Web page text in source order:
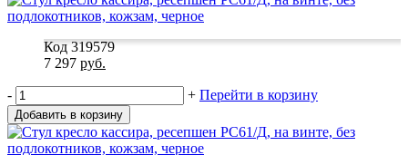
Код 319579
7 297 руб.
- + Перейти в корзину
Добавить в корзину